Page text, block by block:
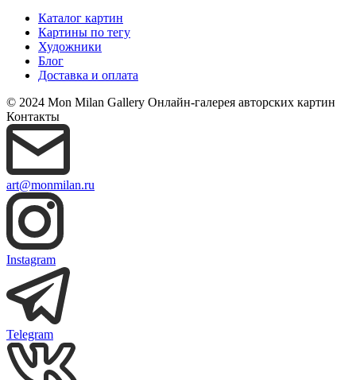
Каталог картин
Картины по тегу
Художники
Блог
Доставка и оплата
© 2024 Mon Milan Gallery Онлайн-галерея авторских картин
Контакты
art@monmilan.ru
Instagram
Telegram